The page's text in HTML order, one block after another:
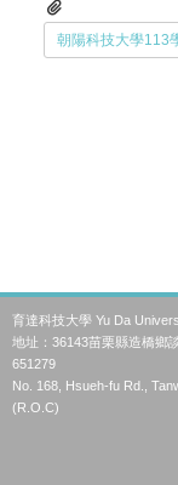
朝陽科技大學113
育達科技大學 Yu Da
地址：36143苗栗縣造橋鄉
651279
No. 168, Hsueh-fu Rd.,
(R.O.C)